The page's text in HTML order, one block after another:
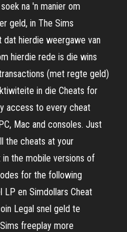
na 'n manier om
geld, in The Sims
hierdie weergawe van
hierdie rede is die wins
(met regte geld)
in die ‎Cheats for
access to every cheat
Mac and consoles. Just
the cheats at your
the mobile versions of
for the following
LP en Simdollars Cheat
Legal snel geld te
freeplay more